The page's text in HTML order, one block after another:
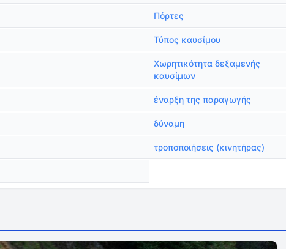
Πόρτες
Τύπος καυσίμου
Χωρητικότητα δεξαμενής
καυσίμων
έναρξη της παραγωγής
δύναμη
τροποποιήσεις (κινητήρας)